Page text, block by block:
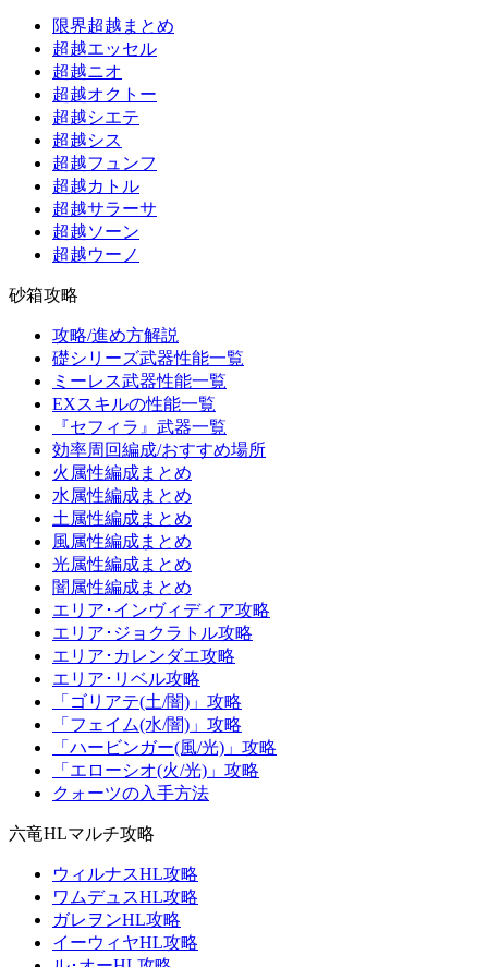
限界超越まとめ
超越エッセル
超越ニオ
超越オクトー
超越シエテ
超越シス
超越フュンフ
超越カトル
超越サラーサ
超越ソーン
超越ウーノ
砂箱攻略
攻略/進め方解説
礎シリーズ武器性能一覧
ミーレス武器性能一覧
EXスキルの性能一覧
『セフィラ』武器一覧
効率周回編成/おすすめ場所
火属性編成まとめ
水属性編成まとめ
土属性編成まとめ
風属性編成まとめ
光属性編成まとめ
闇属性編成まとめ
エリア･インヴィディア攻略
エリア･ジョクラトル攻略
エリア･カレンダエ攻略
エリア･リベル攻略
「ゴリアテ(土/闇)」攻略
「フェイム(水/闇)」攻略
「ハービンガー(風/光)」攻略
「エローシオ(火/光)」攻略
クォーツの入手方法
六竜HLマルチ攻略
ウィルナスHL攻略
ワムデュスHL攻略
ガレヲンHL攻略
イーウィヤHL攻略